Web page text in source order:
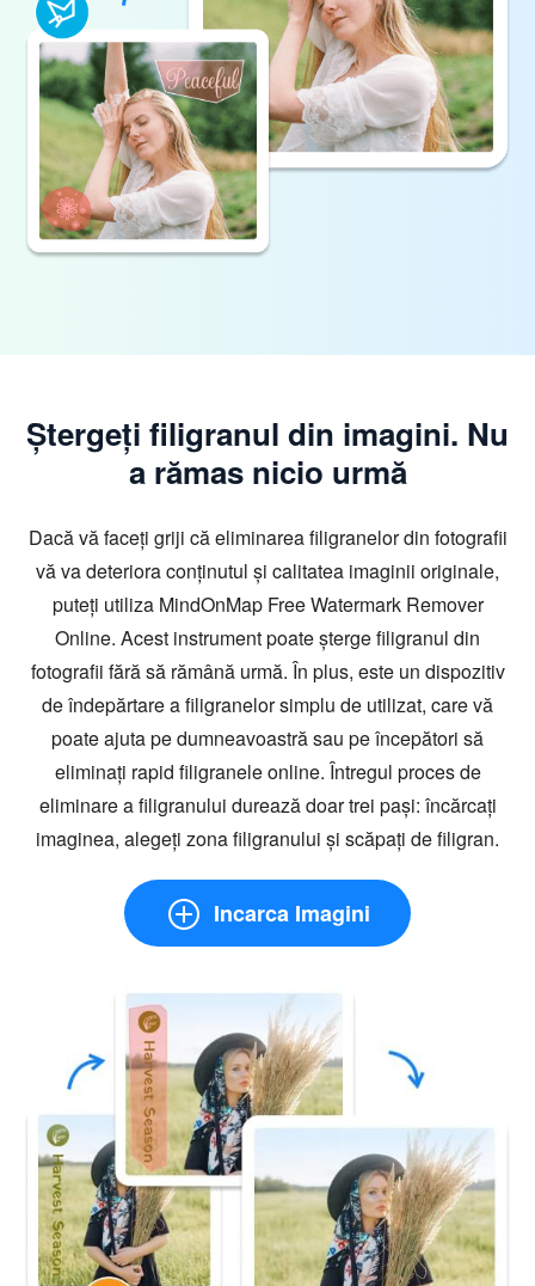
Ștergeți filigranul din imagini. Nu
a rămas nicio urmă
Dacă vă faceți griji că eliminarea filigranelor din fotografii
vă va deteriora conținutul și calitatea imaginii originale,
puteți utiliza MindOnMap Free Watermark Remover
Online. Acest instrument poate șterge filigranul din
fotografii fără să rămână urmă. În plus, este un dispozitiv
de îndepărtare a filigranelor simplu de utilizat, care vă
poate ajuta pe dumneavoastră sau pe începători să
eliminați rapid filigranele online. Întregul proces de
eliminare a filigranului durează doar trei pași: încărcați
imaginea, alegeți zona filigranului și scăpați de filigran.
Incarca Imagini